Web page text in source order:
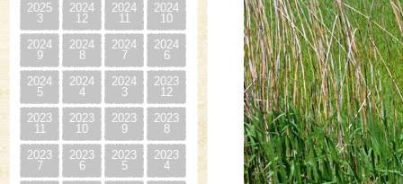
2025
3
2024
12
2024
11
2024
10
2024
9
2024
8
2024
7
2024
6
2024
5
2024
4
2024
3
2023
12
2023
11
2023
10
2023
9
2023
8
2023
7
2023
6
2023
5
2023
4